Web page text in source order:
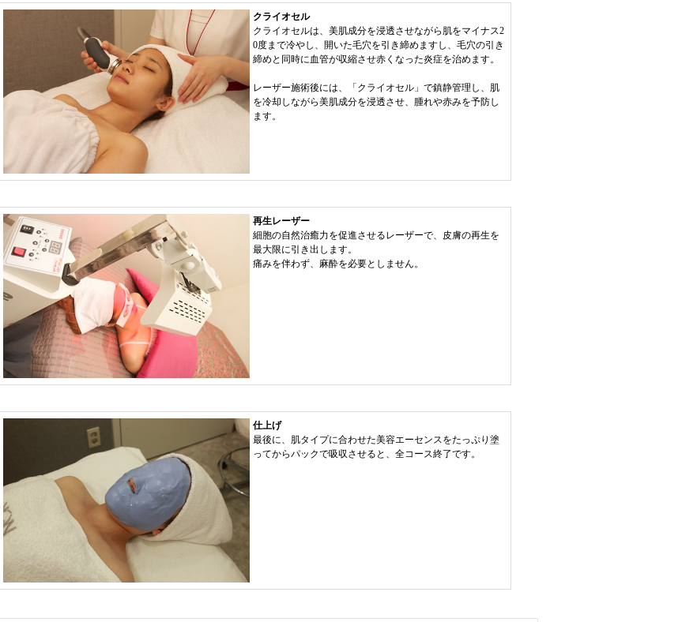
クライオセル
クライオセルは、美肌成分を浸透させながら肌をマイナス2
0度まで冷やし、開いた毛穴を引き締めますし、毛穴の引き
締めと同時に血管が収縮させ赤くなった炎症を治めます。
レーザー施術後には、「クライオセル」で鎮静管理し、肌
を冷却しながら美肌成分を浸透させ、腫れや赤みを予防し
ます。
再生レーザー
細胞の自然治癒力を促進させるレーザーで、皮膚の再生を
最大限に引き出します。
痛みを伴わず、麻酔を必要としません。
仕上げ
最後に、肌タイプに合わせた美容エーセンスをたっぷり塗
ってからパックで吸収させると、全コース終了です。